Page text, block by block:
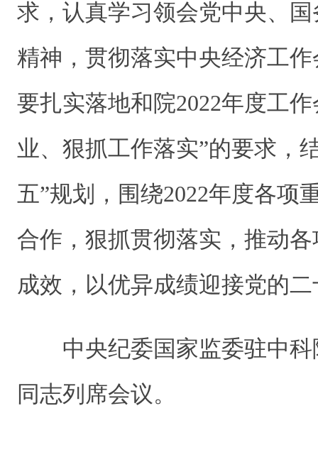
求，认真学习领会党中央、
精神，贯彻落实中央经济工
要扎实落地和院2022年度工
业、狠抓工作落实”的要求，
五”规划，围绕2022年度各项
合作，狠抓贯彻落实，推动
成效，以优异成绩迎接党的
中央纪委国家监委驻中科
同志列席会议。